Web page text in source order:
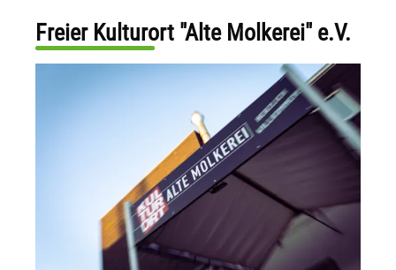
Freier Kulturort "Alte Molkerei" e.V.